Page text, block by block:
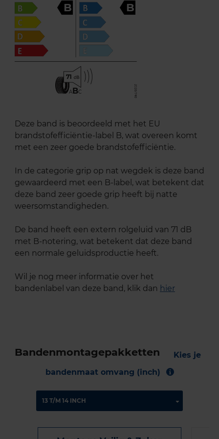
B B
71
ABC
Deze band is beoordeeld met het EU
brandstofefficiëntie-label B, wat overeen komt
met een zeer goede brandstofefficiëntie.
In de categorie grip op nat wegdek is deze band
gewaardeerd met een B-label, wat betekent dat
deze band zeer goede grip heeft bij natte
weersomstandigheden.
De band heeft een extern rolgeluid van 71 dB
met B-notering, wat betekent dat deze band
een normale geluidsproductie heeft.
Wil je nog meer informatie over het
bandenlabel van deze band, klik dan hier
Bandenmontagepakketten
Kies je
bandenmaat omvang (inch)